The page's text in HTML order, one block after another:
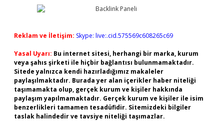
Reklam ve İletişim: Skype: live:.cid.575569c608265c69
Yasal Uyarı: Bu internet sitesi, herhangi bir marka, kurum
veya şahıs şirketi ile hiçbir bağlantısı bulunmamaktadır.
Sitede yalnızca kendi hazırladığımız makaleler
paylaşılmaktadır. Burada yer alan içerikler haber niteliği
taşımamakta olup, gerçek kurum ve kişiler hakkında
paylaşım yapılmamaktadır. Gerçek kurum ve kişiler ile isim
benzerlikleri tamamen tesadüfidir. Sitemizdeki bilgiler
taslak halindedir ve tavsiye niteliği taşımazlar.